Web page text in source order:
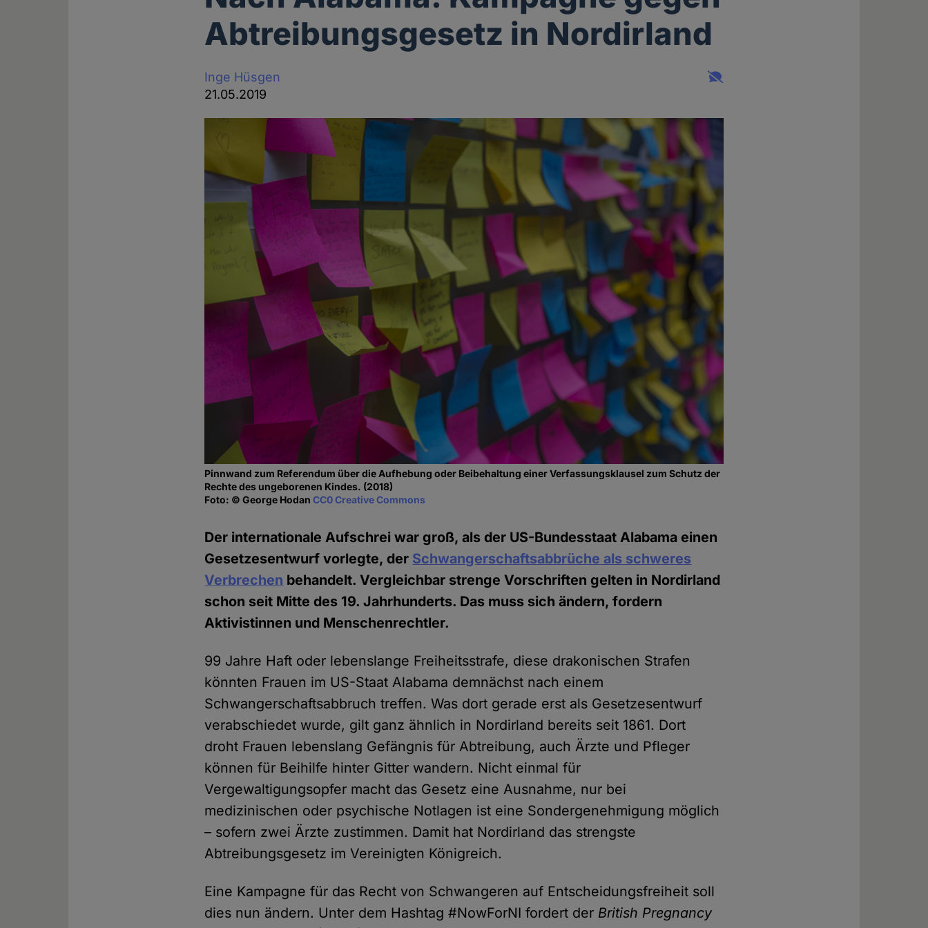
Abtreibungsgesetz in Nordirland
Inge Hüsgen
21.05.2019
Pinnwand zum Referendum über die Aufhebung oder Beibehaltung einer Verfassungsklausel zum Schutz der
Rechte des ungeborenen Kindes. (2018)
Foto: © George HodanCC0 Creative Commons
Der internationale Aufschrei war groß, als der US-Bundesstaat Alabama einen
Gesetzesentwurf vorlegte, der Schwangerschaftsabbrüche als schweres
Verbrechen behandelt. Vergleichbar strenge Vorschriften gelten in Nordirland
schon seit Mitte des 19. Jahrhunderts. Das muss sich ändern, fordern
Aktivistinnen und Menschenrechtler.
99 Jahre Haft oder lebenslange Freiheitsstrafe, diese drakonischen Strafen
könnten Frauen im US-Staat Alabama demnächst nach einem
Schwangerschaftsabbruch treffen. Was dort gerade erst als Gesetzesentwurf
verabschiedet wurde, gilt ganz ähnlich in Nordirland bereits seit 1861. Dort
droht Frauen lebenslang Gefängnis für Abtreibung, auch Ärzte und Pfleger
können für Beihilfe hinter Gitter wandern. Nicht einmal für
Vergewaltigungsopfer macht das Gesetz eine Ausnahme, nur bei
medizinischen oder psychische Notlagen ist eine Sondergenehmigung möglich
– sofern zwei Ärzte zustimmen. Damit hat Nordirland das strengste
Abtreibungsgesetz im Vereinigten Königreich.
Eine Kampagne für das Recht von Schwangeren auf Entscheidungsfreiheit soll
dies nun ändern. Unter dem Hashtag #NowForNI fordert der British Pregnancy